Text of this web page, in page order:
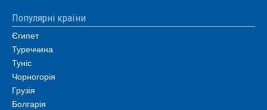
Популярні країни
Єгипет
Туреччина
Туніс
Чорногорія
Грузія
Болгарія